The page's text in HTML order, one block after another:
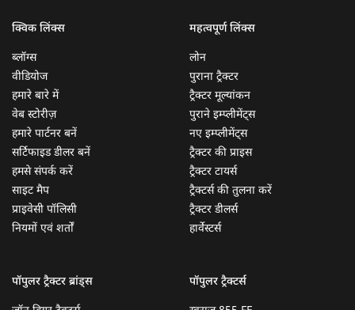
क्विक लिंक्स
ब्लॉग्स
वीडियोज
हमारे बारे में
वेब स्टोरीज़
हमारे पार्टनर बनें
सर्टिफाइड डीलर बनें
हमसे संपर्क करें
साइट मैप
प्राइवेसी पॉलिसी
नियमों एवं शर्तों
महत्वपूर्ण लिंक्स
लोन
पुराना ट्रैक्टर
ट्रैक्टर मूल्यांकन
पुराने इम्प्लीमेंट्स
नए इम्प्लीमेंट्स
ट्रैक्टर की प्राइस
ट्रैक्टर टायर्स
ट्रैक्टर्स की तुलना करें
ट्रैक्टर डीलर्स
हार्वेस्टर्स
पॉपुलर ट्रैक्टर ब्रांड्स
पॉपुलर ट्रैक्टर्स